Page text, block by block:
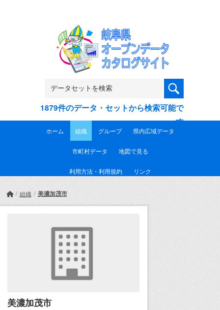
1879件のデータ・セットから検索可能で
す
ホーム 組織 グループ 県内広域データ
市町村データ 地図で見る
利用方法・利用規約 リンク
組織 美濃加茂市
美濃加茂市